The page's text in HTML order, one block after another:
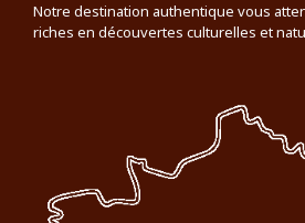
Notre destination authentique vous
riches en découvertes culturelles et